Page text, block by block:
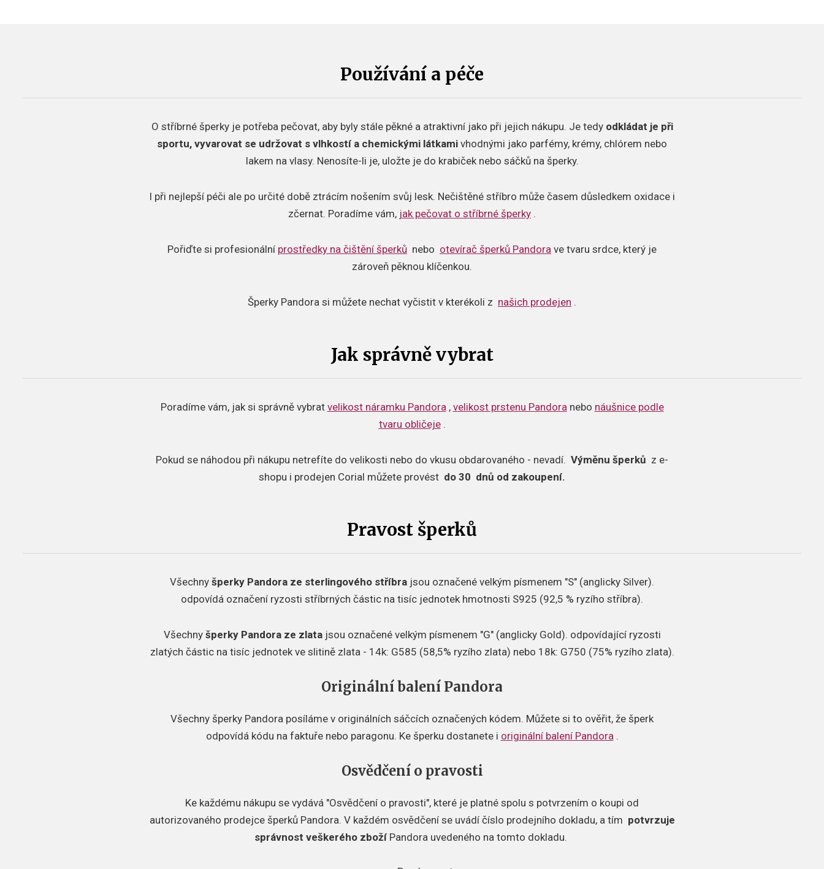
Používání a péče
O stříbrné šperky je potřeba pečovat, aby byly stále pěkné a atraktivní jako při jejich nákupu. Je tedy odkládat je při
sportu, vyvarovat se udržovat s vlhkostí a chemickými látkami vhodnými jako parfémy, krémy, chlórem nebo
lakem na vlasy. Nenosíte-li je, uložte je do krabiček nebo sáčků na šperky.
I při nejlepší péči ale po určité době ztrácím nošením svůj lesk. Nečištěné stříbro může časem důsledkem oxidace i
zčernat. Poradíme vám, jak pečovat o stříbrné šperky .
Pořiďte si profesionální prostředky na čištění šperků nebo otevírač šperků Pandora ve tvaru srdce, který je
zároveň pěknou klíčenkou.
Šperky Pandora si můžete nechat vyčistit v kterékoli z našich prodejen .
Jak správně vybrat
Poradíme vám, jak si správně vybrat velikost náramku Pandora, velikost prstenu Pandoranebo náušnice podle
tvaru obličeje.
Pokud se náhodou při nákupu netrefíte do velikosti nebo do vkusu obdarovaného - nevadí. Výměnu šperků z e-
shopu i prodejen Corial můžete provést do 30 dnů od zakoupení.
Pravost šperků
Všechny šperky Pandora ze sterlingového stříbra jsou označené velkým písmenem "S" (anglicky Silver).
odpovídá označení ryzosti stříbrných částic na tisíc jednotek hmotnosti S925 (92,5 % ryzího stříbra).
Všechny šperky Pandora ze zlatajsou označené velkým písmenem "G" (anglicky Gold). odpovídající ryzosti
zlatých částic na tisíc jednotek ve slitině zlata - 14k: G585 (58,5% ryzího zlata) nebo 18k: G750 (75% ryzího zlata).
Originální balení Pandora
Všechny šperky Pandora posíláme v originálních sáčcích označených kódem. Můžete si to ověřit, že šperk
odpovídá kódu na faktuře nebo paragonu. Ke šperku dostanete i originální balení Pandora.
Osvědčení o pravosti
Ke každému nákupu se vydává "Osvědčení o pravosti", které je platné spolu s potvrzením o koupi od
autorizovaného prodejce šperků Pandora. V každém osvědčení se uvádí číslo prodejního dokladu, a tím potvrzuje
správnost veškerého zboží Pandora uvedeného na tomto dokladu.